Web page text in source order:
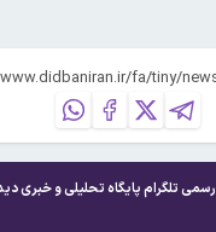
رسمی تلگرام پایگاه تحلیلی و خبری